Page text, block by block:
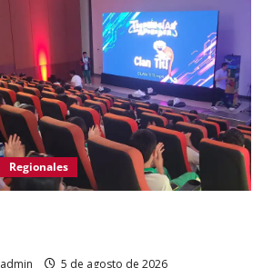
Regionales
admin 5 de agosto de 2026